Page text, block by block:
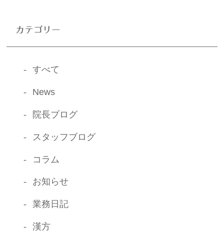
カテゴリー
すべて
News
院長ブログ
スタッフブログ
コラム
お知らせ
業務日記
漢方